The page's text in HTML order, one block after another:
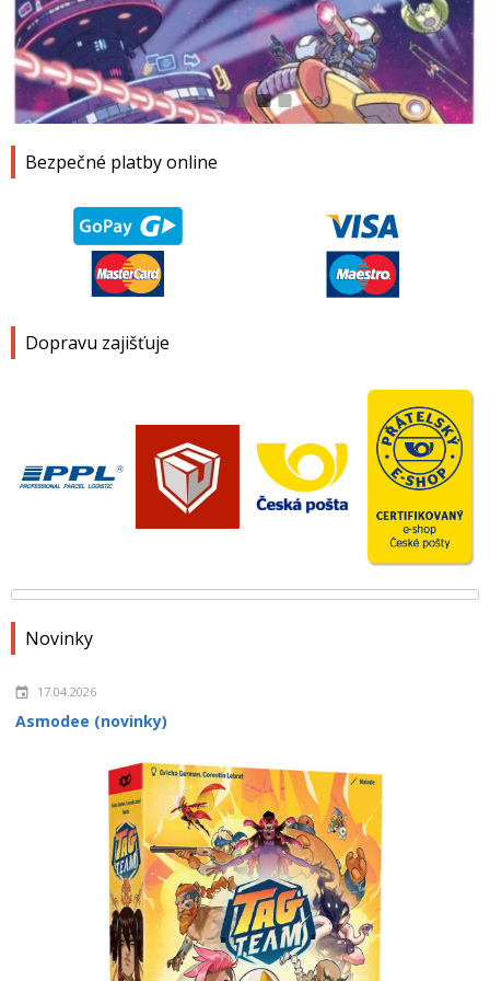
Bezpečné platby online
Dopravu zajišťuje
Novinky
17.04.2026
Asmodee (novinky)